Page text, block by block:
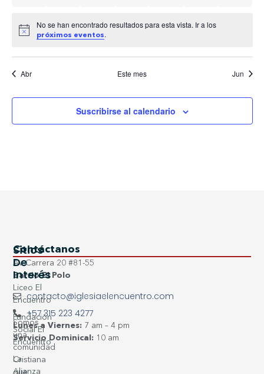
Aviso
No se han encontrado resultados para esta vista. Ir a los
próximos eventos.
Abr Este mes Jun
Suscribirse al calendario
Somos
una
comunidad
Cristiana
Contáctanos
Av Carrera 20 #81-55
Barrio El Polo
contacto@iglesiaelencuentro.com
+57 315 223 4277
Lunes a Viernes: 7 am – 4 pm
Servicio Dominical: 10 am
Sitios
De
Interés
Liceo El
Encuentro
Fundación
Social El
Encuentro
La
Alianza